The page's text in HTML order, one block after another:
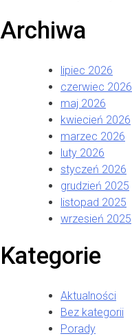
Archiwa
lipiec 2026
czerwiec 2026
maj 2026
kwiecień 2026
marzec 2026
luty 2026
styczeń 2026
grudzień 2025
listopad 2025
wrzesień 2025
Kategorie
Aktualności
Bez kategorii
Porady